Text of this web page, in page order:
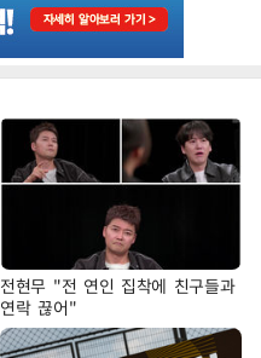
전현무 "전 연인 집착에 친구들과
연락 끊어"